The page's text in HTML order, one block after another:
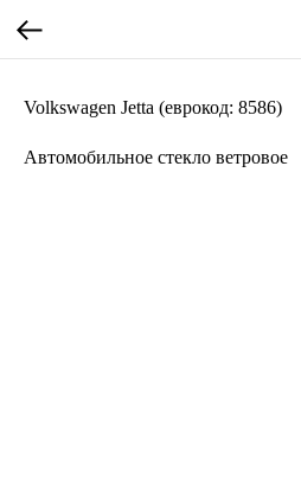
Volkswagen Jetta (еврокод: 8586)
Автомобильное стекло ветровое